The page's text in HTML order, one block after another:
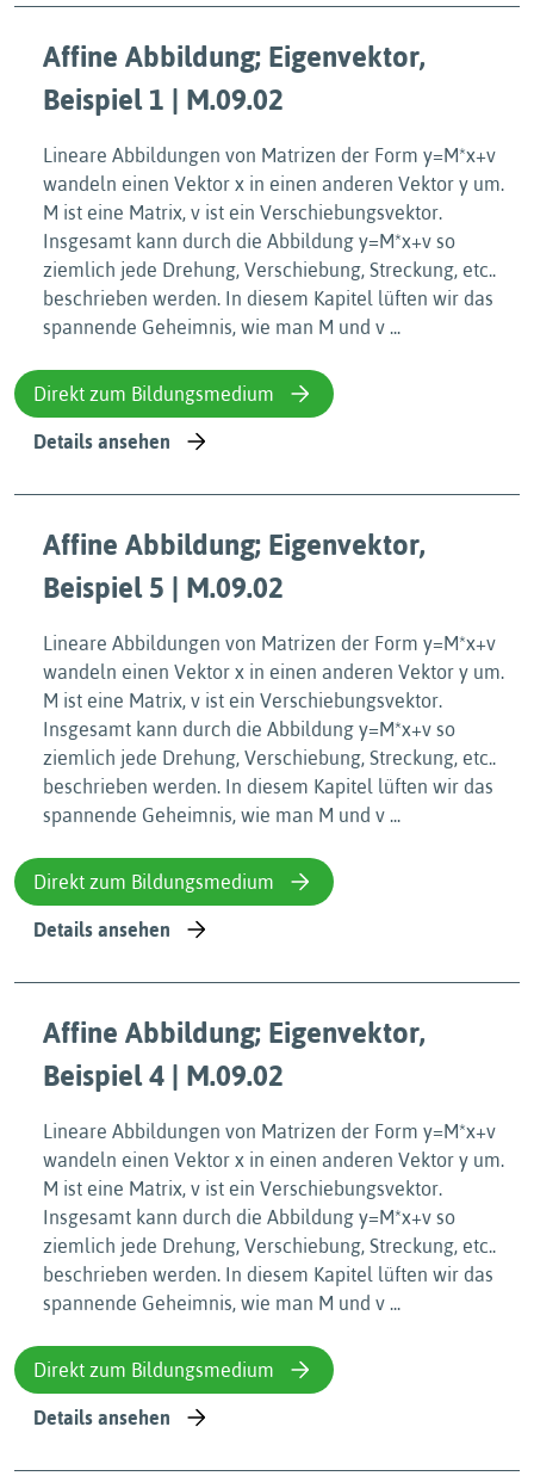
Affine Abbildung; Eigenvektor,
Beispiel 1 | M.09.02
Lineare Abbildungen von Matrizen der Form y=M*x+v
wandeln einen Vektor x in einen anderen Vektor y um.
M ist eine Matrix, v ist ein Verschiebungsvektor.
Insgesamt kann durch die Abbildung y=M*x+v so
ziemlich jede Drehung, Verschiebung, Streckung, etc..
beschrieben werden. In diesem Kapitel lüften wir das
spannende Geheimnis, wie man M und v ...
Direkt zum Bildungsmedium
Details ansehen
Affine Abbildung; Eigenvektor,
Beispiel 5 | M.09.02
Lineare Abbildungen von Matrizen der Form y=M*x+v
wandeln einen Vektor x in einen anderen Vektor y um.
M ist eine Matrix, v ist ein Verschiebungsvektor.
Insgesamt kann durch die Abbildung y=M*x+v so
ziemlich jede Drehung, Verschiebung, Streckung, etc..
beschrieben werden. In diesem Kapitel lüften wir das
spannende Geheimnis, wie man M und v ...
Direkt zum Bildungsmedium
Details ansehen
Affine Abbildung; Eigenvektor,
Beispiel 4 | M.09.02
Lineare Abbildungen von Matrizen der Form y=M*x+v
wandeln einen Vektor x in einen anderen Vektor y um.
M ist eine Matrix, v ist ein Verschiebungsvektor.
Insgesamt kann durch die Abbildung y=M*x+v so
ziemlich jede Drehung, Verschiebung, Streckung, etc..
beschrieben werden. In diesem Kapitel lüften wir das
spannende Geheimnis, wie man M und v ...
Direkt zum Bildungsmedium
Details ansehen